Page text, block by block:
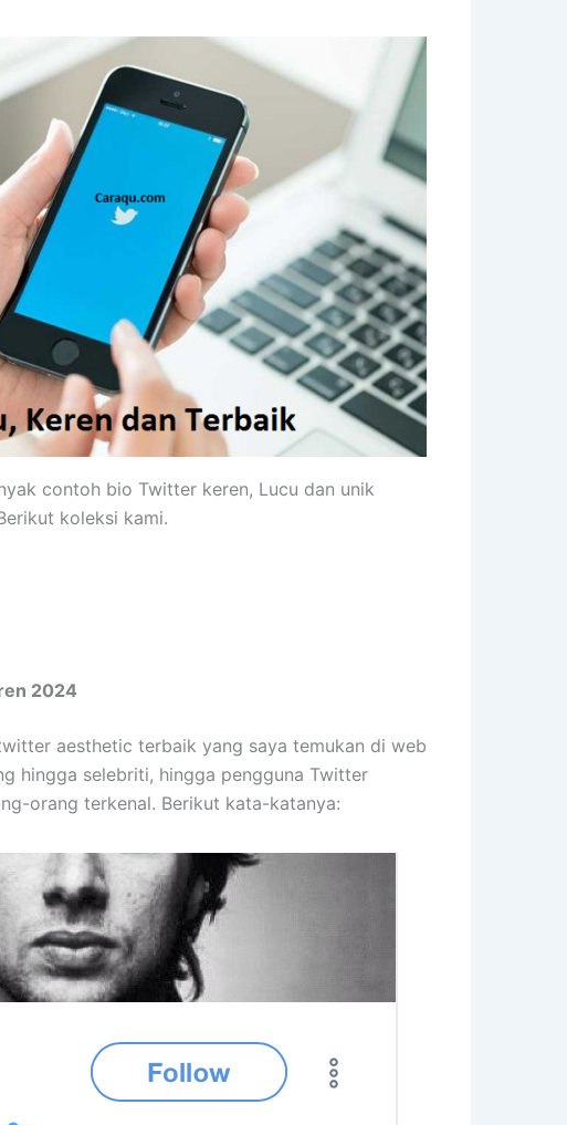
contoh bio Twitter keren, Lucu dan unik
koleksi kami.
2024
aesthetic terbaik yang saya temukan di web
hingga selebriti, hingga pengguna Twitter
orang terkenal. Berikut kata-katanya: